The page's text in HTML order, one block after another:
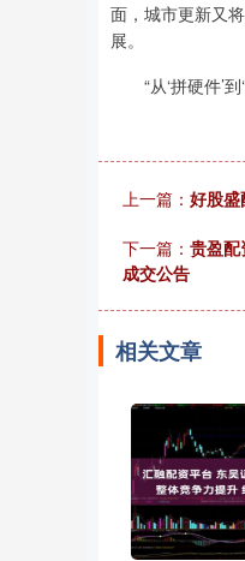
面，城市更新又
展。
“从‘拼硬件’到‘
上一篇： 好股盛
下一篇： 贵盈配
成交公告
相关文章